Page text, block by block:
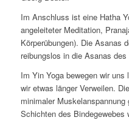
Im Anschluss ist eine Hatha
angeleiteter Meditation,
Körperübungen). Die Asanas
reibungslos in die Asanas des
Im Yin Yoga bewegen wir
wir etwas länger Verweilen.
minimaler
Schichten des Bindegewebes